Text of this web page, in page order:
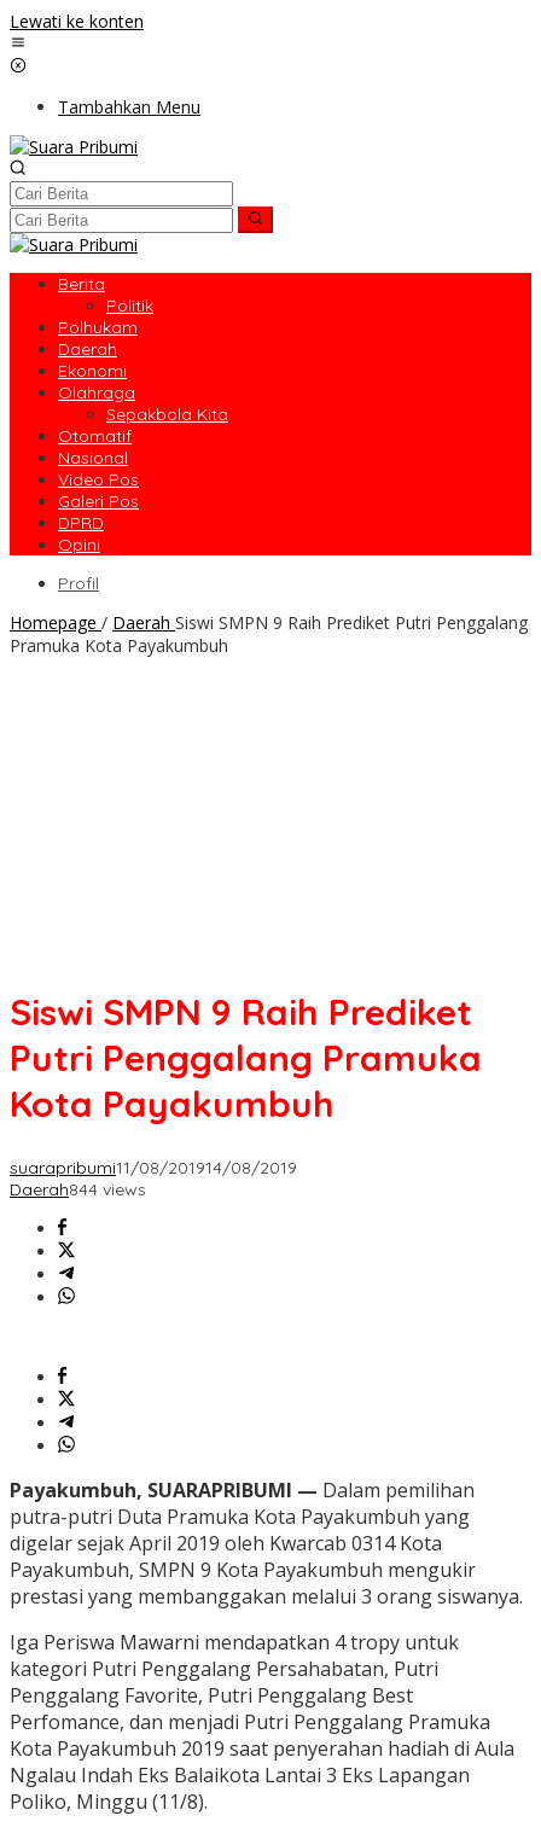
Lewati ke konten
Tambahkan Menu
Berita
Politik
Polhukam
Daerah
Ekonomi
Olahraga
Sepakbola Kita
Otomatif
Nasional
Video Pos
Galeri Pos
DPRD
Opini
Profil
Homepage / Daerah Siswi SMPN 9 Raih Prediket Putri Penggalang
Pramuka Kota Payakumbuh
Siswi SMPN 9 Raih Prediket
Putri Penggalang Pramuka
Kota Payakumbuh
suarapribumi11/08/201914/08/2019
Daerah844 views
Payakumbuh, SUARAPRIBUMI — Dalam pemilihan
putra-putri Duta Pramuka Kota Payakumbuh yang
digelar sejak April 2019 oleh Kwarcab 0314 Kota
Payakumbuh, SMPN 9 Kota Payakumbuh mengukir
prestasi yang membanggakan melalui 3 orang siswanya.
Iga Periswa Mawarni mendapatkan 4 tropy untuk
kategori Putri Penggalang Persahabatan, Putri
Penggalang Favorite, Putri Penggalang Best
Perfomance, dan menjadi Putri Penggalang Pramuka
Kota Payakumbuh 2019 saat penyerahan hadiah di Aula
Ngalau Indah Eks Balaikota Lantai 3 Eks Lapangan
Poliko, Minggu (11/8).